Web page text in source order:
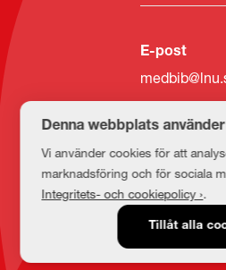
E-post
Denna webbplats
Vi använder cookies för att
marknadsföring och för sociala
Integritets- och cookiepolicy ›.
Tillåt alla